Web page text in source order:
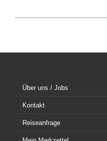
Über uns / Jobs
Kontakt
Reiseanfrage